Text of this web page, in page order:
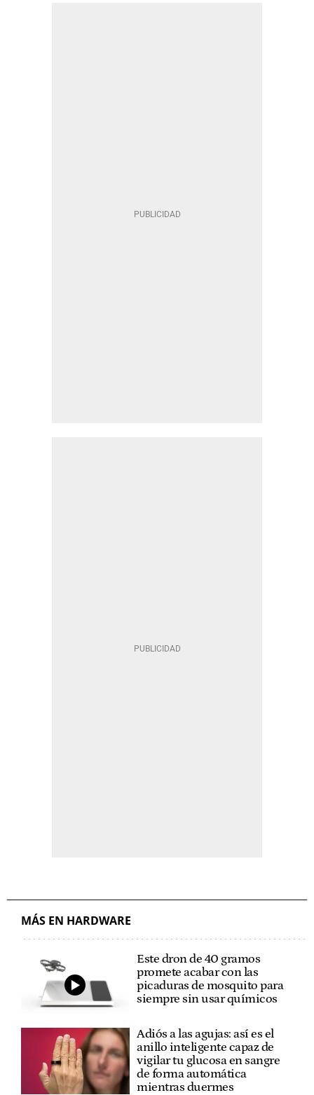
MÁS EN HARDWARE
Este dron de 40 gramos
promete acabar con las
picaduras de mosquito para
siempre sin usar químicos
Adiós a las agujas: así es el
anillo inteligente capaz de
vigilar tu glucosa en sangre
de forma automática
mientras duermes